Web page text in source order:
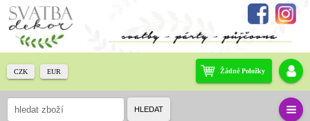
Žádné Položky
CZK EUR
HLEDAT